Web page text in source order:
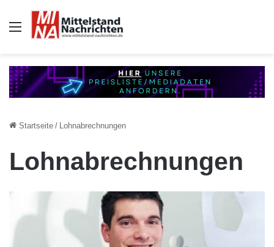
Auswahl
Startseite / Lohnabrechnungen
Lohnabrechnungen